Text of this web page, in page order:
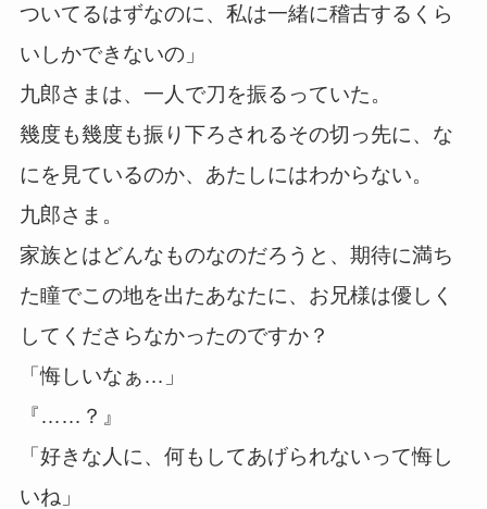
ついてるはずなのに、私は一緒に稽古するくら
いしかできないの」
九郎さまは、一人で刀を振るっていた。
幾度も幾度も振り下ろされるその切っ先に、な
にを見ているのか、あたしにはわからない。
九郎さま。
家族とはどんなものなのだろうと、期待に満ち
た瞳でこの地を出たあなたに、お兄様は優しく
してくださらなかったのですか？
「悔しいなぁ…」
『……？』
「好きな人に、何もしてあげられないって悔し
いね」